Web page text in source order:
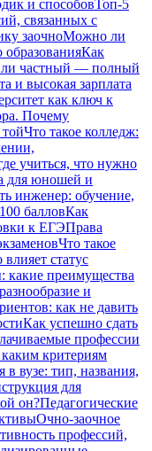
и способовТоп-5
связанных с
заочноМожно ли
образованияКак
частный — полный
и высокая зарплата
как ключ к
Почему
Что такое колледж:
учиться, что нужно
для юношей и
инженер: обучение,
балловКак
к ЕГЭПрава
Что такое
статус
какие преимущества
и
как не давить
Как успешно сдать
профессии
критериям
в вузе: тип, названия,
для
он?Педагогические
Очно-заочное
профессий,